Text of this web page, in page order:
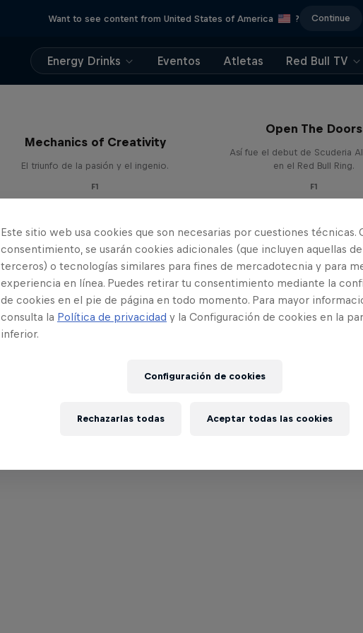
Want to see content from United States of America ? Continue
Energy Drinks Eventos Atletas Red Bull TV
Mechanics of Creativity
El triunfo de la pasión y el ingenio.
F1
Open The Doors
Así fue el debut de Scuderia
en el Red Bull Ring.
F1
Este sitio web usa cookies que son necesarias por cuestiones técnicas.
consentimiento, se usarán cookies adicionales (que incluyen aquellas de
terceros) o tecnologías similares para fines de mercadotecnia y para
experiencia en línea. Puedes retirar tu consentimiento mediante la
de cookies en el pie de página en todo momento. Para mayor
consulta la Política de privacidad y la Configuración de cookies en la
inferior.
Configuración de cookies
Rechazarlas todas Aceptar todas las cookies